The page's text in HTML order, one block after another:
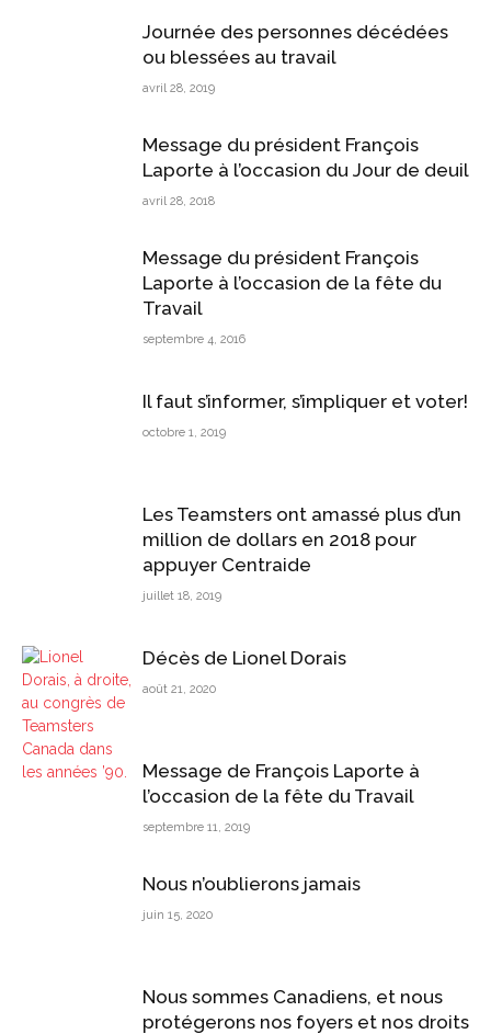
Journée des personnes décédées
ou blessées au travail
avril 28, 2019
Message du président François
Laporte à l’occasion du Jour de deuil
avril 28, 2018
Message du président François
Laporte à l’occasion de la fête du
Travail
septembre 4, 2016
Il faut s’informer, s’impliquer et voter!
octobre 1, 2019
Les Teamsters ont amassé plus d’un
million de dollars en 2018 pour
appuyer Centraide
juillet 18, 2019
Décès de Lionel Dorais
août 21, 2020
Message de François Laporte à
l’occasion de la fête du Travail
septembre 11, 2019
Nous n’oublierons jamais
juin 15, 2020
Nous sommes Canadiens, et nous
protégerons nos foyers et nos droits